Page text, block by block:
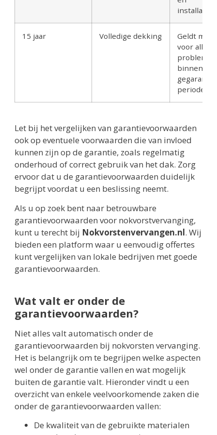
15 jaar Volledige dekking
Geldt
voor alle
problemen
binnen de
periode.
Let bij het vergelijken van garantievoorwaarden
ook op eventuele voorwaarden die van invloed
kunnen zijn op de garantie, zoals regelmatig
onderhoud of correct gebruik van het dak. Zorg
ervoor dat u de garantievoorwaarden duidelijk
begrijpt voordat u een beslissing neemt.
Als u op zoek bent naar betrouwbare
garantievoorwaarden voor nokvorstvervanging,
kunt u terecht bij Nokvorstenvervangen.nl. Wij
bieden een platform waar u eenvoudig offertes
kunt vergelijken van lokale bedrijven met goede
garantievoorwaarden.
Wat valt er onder de
garantievoorwaarden?
Niet alles valt automatisch onder de
garantievoorwaarden bij nokvorsten vervanging.
Het is belangrijk om te begrijpen welke aspecten
wel onder de garantie vallen en wat mogelijk
buiten de garantie valt. Hieronder vindt u een
overzicht van enkele veelvoorkomende zaken die
onder de garantievoorwaarden vallen:
De kwaliteit van de gebruikte materialen